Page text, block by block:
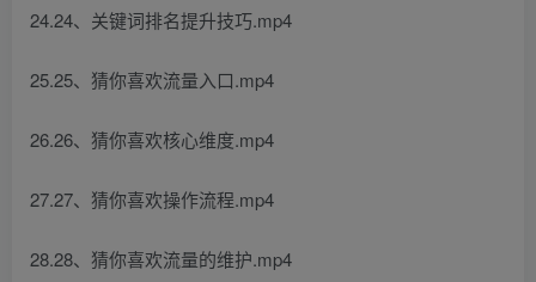
24.24、关键词排名提升技巧.mp4
25.25、猜你喜欢流量入口.mp4
26.26、猜你喜欢核心维度.mp4
27.27、猜你喜欢操作流程.mp4
28.28、猜你喜欢流量的维护.mp4